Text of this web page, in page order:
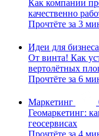
Как компании
качественно
Прочтёте за 3
Идеи для бизнеса
От винта! Как
вертолётных
Прочтёте за 6
Маркетинг
Геомаркетинг:
геосервисах